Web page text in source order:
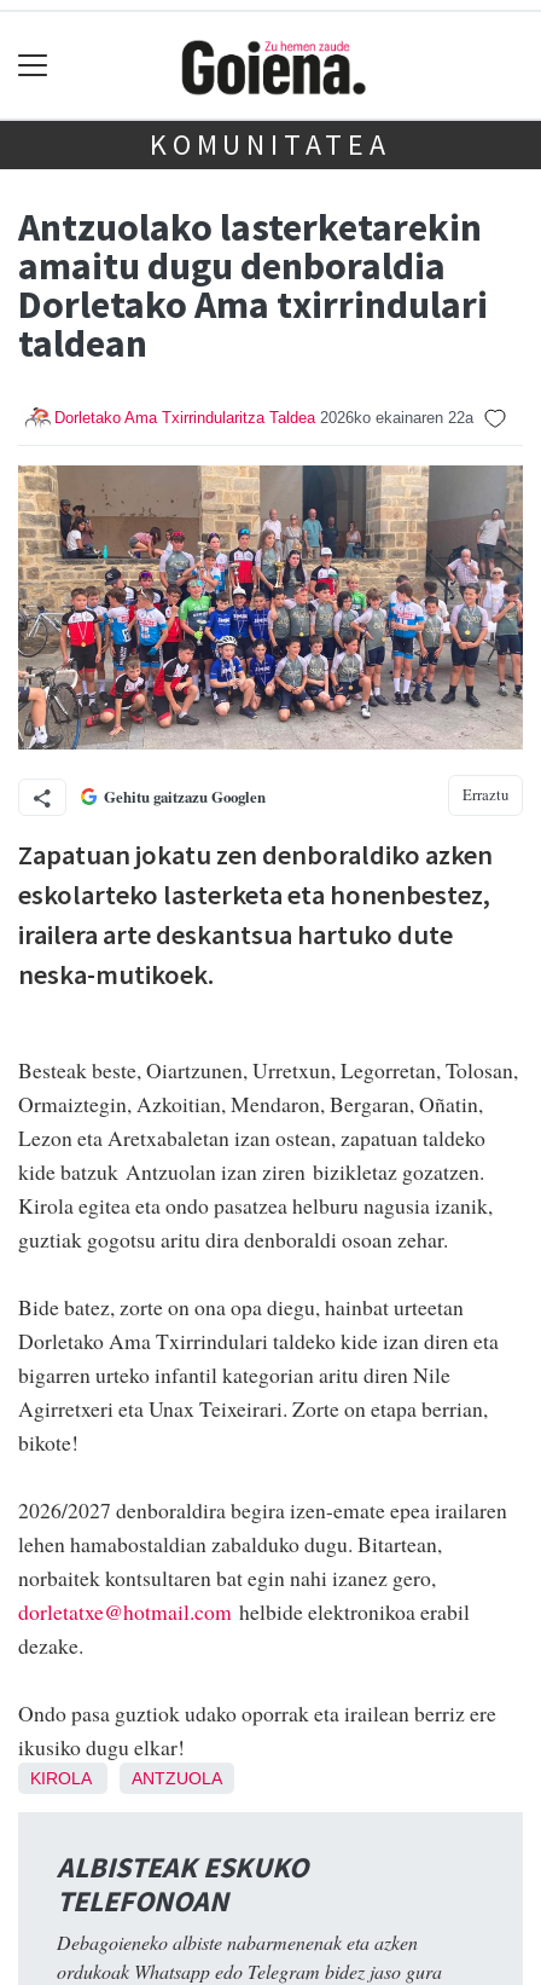
KOMUNITATEA
Antzuolako lasterketarekin
amaitu dugu denboraldia
Dorletako Ama txirrindulari
taldean
Dorletako Ama Txirrindularitza Taldea 2026ko ekainaren 22a
Gehitu gaitzazu Googlen Erraztu
Zapatuan jokatu zen denboraldiko azken
eskolarteko lasterketa eta honenbestez,
irailera arte deskantsua hartuko dute
neska-mutikoek.
Besteak beste, Oiartzunen, Urretxun, Legorretan, Tolosan,
Ormaiztegin, Azkoitian, Mendaron, Bergaran, Oñatin,
Lezon eta Aretxabaletan izan ostean, zapatuan taldeko
kide batzuk Antzuolan izan ziren bizikletaz gozatzen.
Kirola egitea eta ondo pasatzea helburu nagusia izanik,
guztiak gogotsu aritu dira denboraldi osoan zehar.
Bide batez, zorte on ona opa diegu, hainbat urteetan
Dorletako Ama Txirrindulari taldeko kide izan diren eta
bigarren urteko infantil kategorian aritu diren Nile
Agirretxeri eta Unax Teixeirari. Zorte on etapa berrian,
bikote!
2026/2027 denboraldira begira izen-emate epea irailaren
lehen hamabostaldian zabalduko dugu. Bitartean,
norbaitek kontsultaren bat egin nahi izanez gero,
dorletatxe@hotmail.com helbide elektronikoa erabil
dezake.
Ondo pasa guztiok udako oporrak eta irailean berriz ere
ikusiko dugu elkar!
KIROLA ANTZUOLA
ALBISTEAK ESKUKO
TELEFONOAN
Debagoieneko albiste nabarmenenak eta azken
ordukoak Whatsapp edo Telegram bidez jaso gura